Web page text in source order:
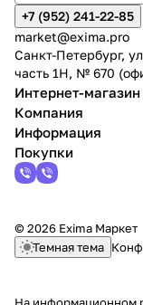
+7 (952) 241-22-85
market@exima.pro
Санкт-Петербург,
часть 1Н, № 670
Интернет-магазин
Компания
Информация
Покупки
© 2026 Exima Маркет
Темная тема